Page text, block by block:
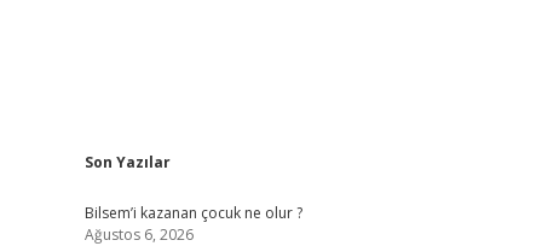
Sidebar
Son Yazılar
Bilsem’i kazanan çocuk ne olur ?
Ağustos 6, 2026